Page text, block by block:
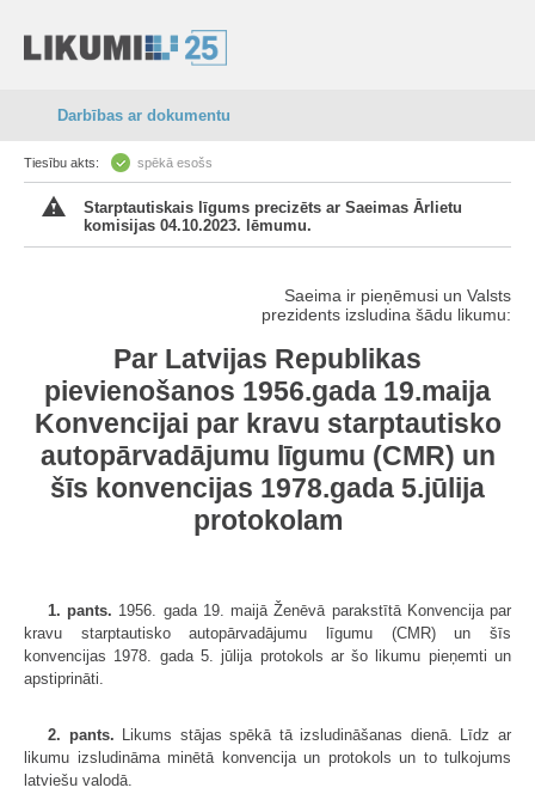
Darbības ar dokumentu
Tiesību akts: spēkā esošs
Starptautiskais līgums precizēts ar Saeimas Ārlietu
komisijas 04.10.2023. lēmumu.
Saeima ir pieņēmusi un Valsts
prezidents izsludina šādu likumu:
Par Latvijas Republikas
pievienošanos 1956.gada 19.maija
Konvencijai par kravu starptautisko
autopārvadājumu līgumu (CMR) un
šīs konvencijas 1978.gada 5.jūlija
protokolam
1. pants. 1956. gada 19. maijā Ženēvā parakstītā Konvencija par
kravu starptautisko autopārvadājumu līgumu (CMR) un šīs
konvencijas 1978. gada 5. jūlija protokols ar šo likumu pieņemti un
apstiprināti.
2. pants. Likums stājas spēkā tā izsludināšanas dienā. Līdz ar
likumu izsludināma minētā konvencija un protokols un to tulkojums
latviešu valodā.